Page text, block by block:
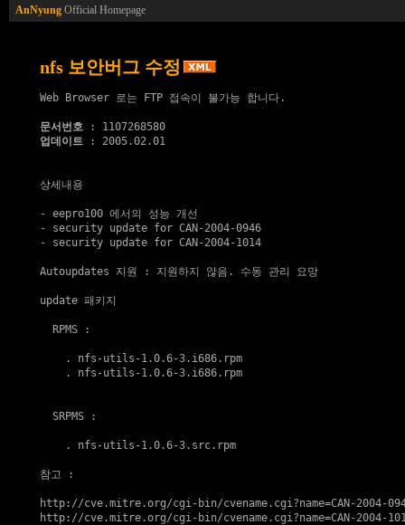
AnNyung Official Homepage
nfs 보안버그 수정
Web Browser 로는 FTP 접속이 불가능 합니다.
문서번호
업데이트 : 2005.02.01
상세내용
- eepro100 에서의 성능 개선
- security update for CAN-2004-0946
- security update for CAN-2004-1014
Autoupdates 지원 : 지원하지 않음. 수동 관리 요망
update 패키지
  RPMS :
    .
nfs-utils-1.0.6-3.i686.rpm
    .
nfs-utils-1.0.6-3.i686.rpm
  SRPMS :
    .
nfs-utils-1.0.6-3.src.rpm
참고 :
http://cve.mitre.org/cgi-bin/cvename.cgi?name=CAN-2004-
http://cve.mitre.org/cgi-bin/cvename.cgi?name=CAN-2004-